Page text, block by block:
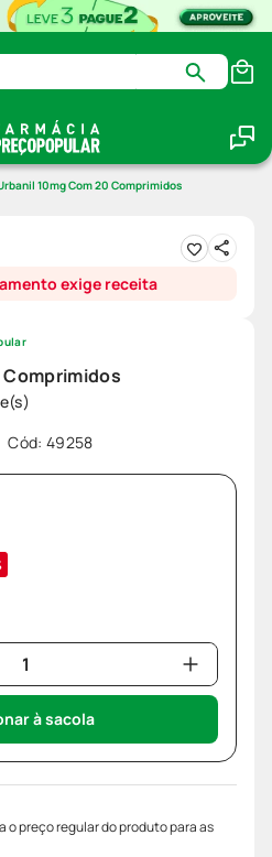
10mg Com 20 Comprimidos
exige receita
Comprimidos
Cód: 49258
à sacola
o preço regular do produto para as